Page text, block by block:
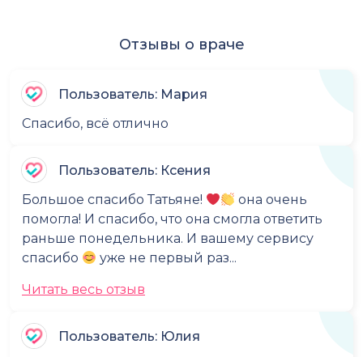
Отзывы о враче
Пользователь: Мария
Спасибо, всё отлично
Пользователь: Ксения
Большое спасибо Татьяне!
она очень
помогла! И спасибо, что она смогла ответить
раньше понедельника. И вашему сервису
спасибо
уже не первый раз...
Читать весь отзыв
Пользователь: Юлия